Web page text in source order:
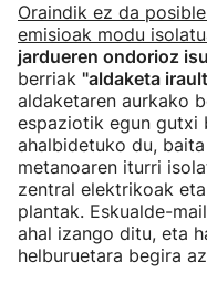
Oraindik ez da
emisioak modu
jardueren ondorioz
berriak "aldaketa
aldaketaren aurkako
espaziotik egun gutxi
ahalbidetuko du,
metanoaren iturri
zentral elektrikoak
plantak. Eskualde-
ahal izango ditu, eta
helburuetara begira